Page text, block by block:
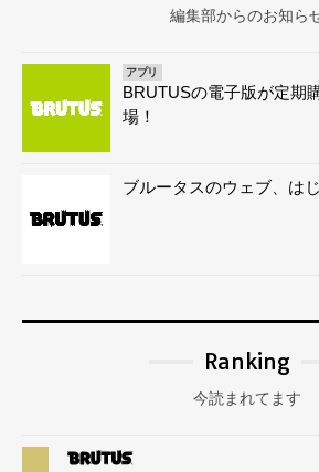
編集部からのお知ら
アプリ
BRUTUSの電子版が定期
場！
ブルータスのウェブ、は
Ranking
今読まれてます